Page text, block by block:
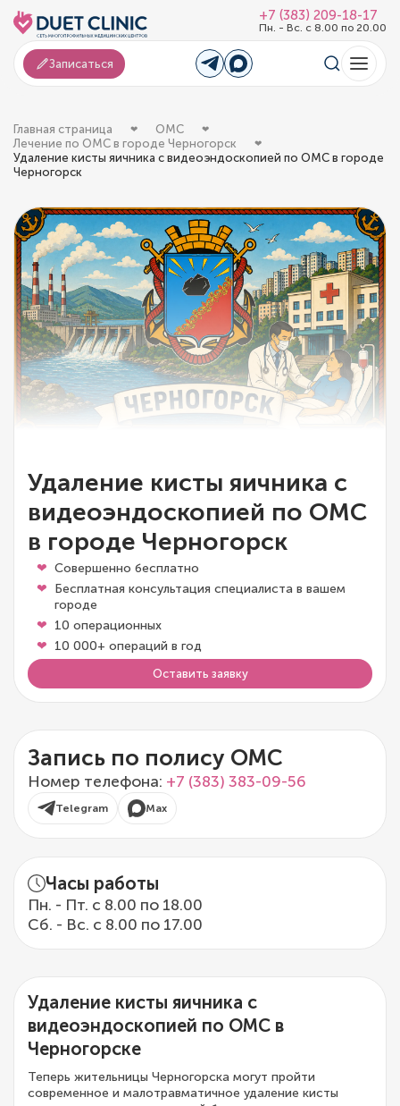
+7 (383) 209-18-17
Пн. - Вс. с 8.00 по 20.00
Записаться
Главная страница
ОМС
Лечение по ОМС в городе Черногорск
Удаление кисты яичника с видеоэндоскопией по ОМС в городе
Черногорск
Удаление кисты яичника с
видеоэндоскопией по ОМС
в городе Черногорск
Совершенно бесплатно
Бесплатная консультация специалиста в вашем
городе
10 операционных
10 000+ операций в год
Оставить заявку
Запись по полису ОМС
Номер телефона: +7 (383) 383-09-56
Telegram Max
Часы работы
Пн. - Пт. с 8.00 по 18.00
Сб. - Вс. с 8.00 по 17.00
Удаление кисты яичника с
видеоэндоскопией по ОМС в
Черногорске
Теперь жительницы Черногорска могут пройти
современное и малотравматичное удаление кисты